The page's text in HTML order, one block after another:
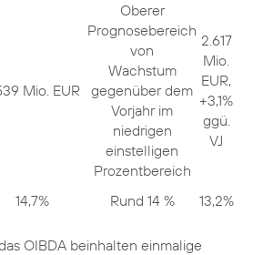
Mio. EUR
Oberer
Prognosebereich
von
Wachstum
gegenüber dem
Vorjahr im
niedrigen
einstelligen
Prozentbereich
2.617
Mio.
EUR,
+3,1%
ggü.
VJ
14,7% Rund 14 % 13,2%
OIBDA beinhalten einmalige